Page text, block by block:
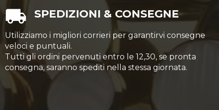
SPEDIZIONI & CONSEGNE
Utilizziamo i migliori corrieri per garantirvi consegne
veloci e puntuali.
Tutti gli ordini pervenuti entro le 12,30, se pronta
consegna, saranno spediti nella stessa giornata.